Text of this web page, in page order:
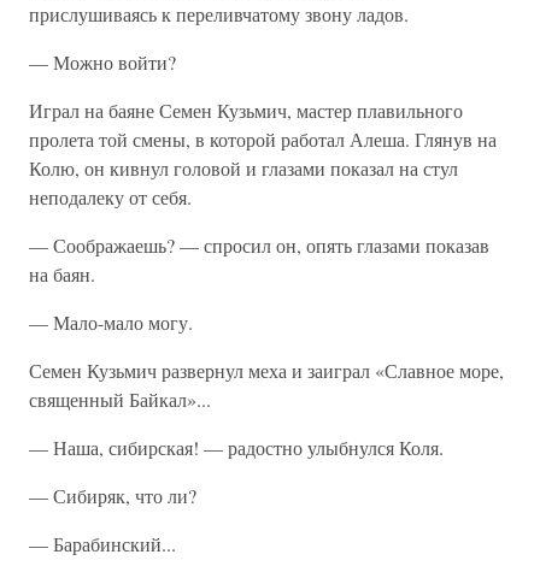
прислушиваясь к переливчатому звону ладов.
— Можно войти?
Играл на баяне Семен Кузьмич, мастер плавильного
пролета той смены, в которой работал Алеша. Глянув на
Колю, он кивнул головой и глазами показал на стул
неподалеку от себя.
— Соображаешь? — спросил он, опять глазами показав
на баян.
— Мало-мало могу.
Семен Кузьмич развернул меха и заиграл «Славное море,
священный Байкал»...
— Наша, сибирская! — радостно улыбнулся Коля.
— Сибиряк, что ли?
— Барабинский...